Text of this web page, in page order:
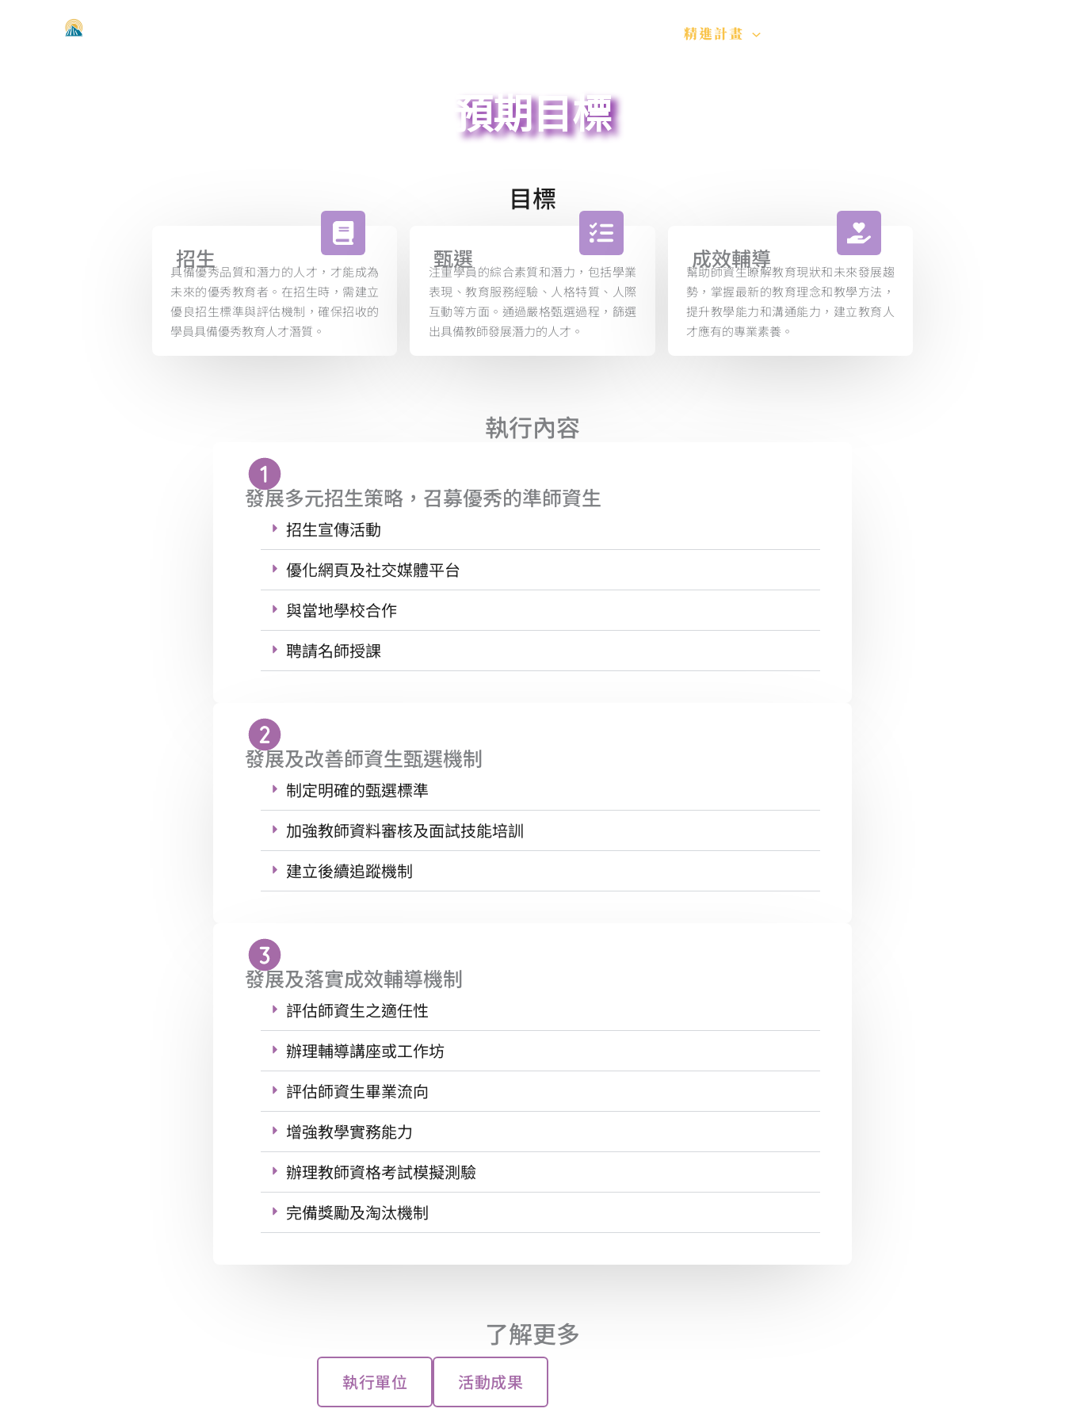
精進計畫
預期目標
目標
招生
具備優秀品質和潛力的人才，才能成為
未來的優秀教育者。在招生時，需建立
優良招生標準與評估機制，確保招收的
學員具備優秀教育人才潛質。
甄選
注重學員的綜合素質和潛力，包括學業
表現、教育服務經驗、人格特質、人際
互動等方面。通過嚴格甄選過程，篩選
出具備教師發展潛力的人才。
成效輔導
幫助師資生瞭解教育現狀和未來發展趨
勢，掌握最新的教育理念和教學方法，
提升教學能力和溝通能力，建立教育人
才應有的專業素養。
執行內容
發展多元招生策略，召募優秀的準師資生
招生宣傳活動
優化網頁及社交媒體平台
與當地學校合作
聘請名師授課
發展及改善師資生甄選機制
制定明確的甄選標準
加強教師資料審核及面試技能培訓
建立後續追蹤機制
發展及落實成效輔導機制
評估師資生之適任性
辦理輔導講座或工作坊
評估師資生畢業流向
增強教學實務能力
辦理教師資格考試模擬測驗
完備獎勵及淘汰機制
了解更多
執行單位 活動成果